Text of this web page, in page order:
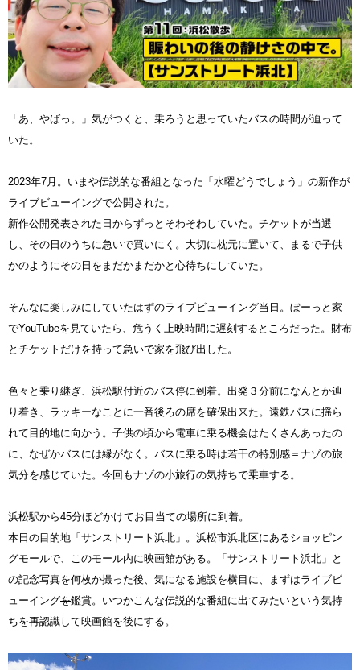
「あ、やばっ。」気がつくと、乗ろうと思っていたバスの時間が迫って
いた。
2023年7月。いまや伝説的な番組となった「水曜どうでしょう」の新作が
ライブビューイングで公開された。
新作公開発表された日からずっとそわそわしていた。チケットが当選
し、その日のうちに急いで買いにく。大切に枕元に置いて、まるで子供
かのようにその日をまだかまだかと心待ちにしていた。
そんなに楽しみにしていたはずのライブビューイング当日。ぼーっと家
でYouTubeを見ていたら、危うく上映時間に遅刻するところだった。財布
とチケットだけを持って急いで家を飛び出した。
色々と乗り継ぎ、浜松駅付近のバス停に到着。出発３分前になんとか辿
り着き、ラッキーなことに一番後ろの席を確保出来た。遠鉄バスに揺ら
れて目的地に向かう。子供の頃から電車に乗る機会はたくさんあったの
に、なぜかバスには縁がなく。バスに乗る時は若干の特別感＝ナゾの旅
気分を感じていた。今回もナゾの小旅行の気持ちで乗車する。
浜松駅から45分ほどかけてお目当ての場所に到着。
本日の目的地「サンストリート浜北」。浜松市浜北区にあるショッピン
グモールで、このモール内に映画館がある。「サンストリート浜北」と
の記念写真を何枚か撮った後、気になる施設を横目に、まずはライブビ
ューイングを鑑賞。いつかこんな伝説的な番組に出てみたいという気持
ちを再認識して映画館を後にする。